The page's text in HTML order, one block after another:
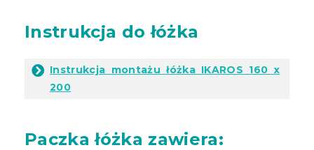
Instrukcja do łóżka
Instrukcja montażu łóżka IKAROS 160 x
200
Paczka łóżka zawiera: